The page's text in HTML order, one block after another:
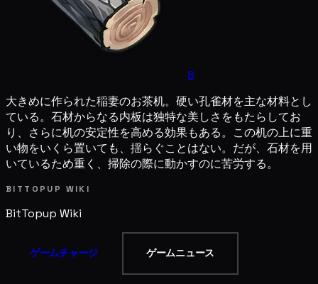
8
大きめに作られた稲妻のお茶机。硬い孔雀材を主な材料とし
ている。石材からなる内板は独特な美しさをもたらしてお
り、さらに机の安定性を高める効果もある。この机の上に重
い物をいくら置いても、揺らぐことはない。だが、石材を用
いているため重く、掃除の際に動かすのに苦労する。
BITTOPUP WIKI
BitTopup Wiki
ゲームチャージ ゲームニュース